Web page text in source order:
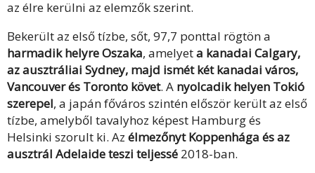
az élre kerülni az elemzők szerint.
Bekerült az első tízbe, sőt, 97,7 ponttal rögtön a
harmadik helyre Oszaka, amelyeta kanadai Calgary,
az ausztráliai Sydney, majd ismét két kanadai város,
Vancouver és Toronto követ. A nyolcadik helyen Tokió
szerepel, a japán főváros szintén először került az első
tízbe, amelyből tavalyhoz képest Hamburg és
Helsinki szorult ki. Az élmezőnyt Koppenhága és az
ausztrál Adelaide teszi teljessé 2018-ban.